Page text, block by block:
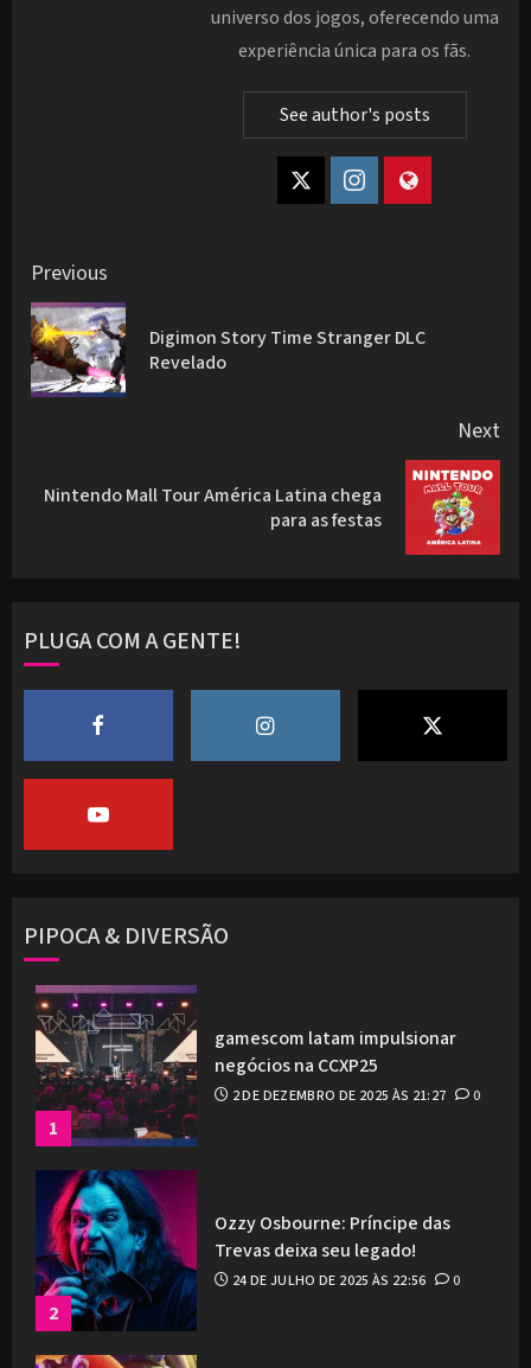
universo dos jogos, oferecendo uma
experiência única para os fãs.
See author's posts
Post
navigation
Previous
Digimon Story Time Stranger DLC
Revelado
Next
Next
Nintendo Mall Tour América Latina chega
para as festas
PLUGA COM A GENTE!
PIPOCA & DIVERSÃO
1
gamescom latam impulsionar
negócios na CCXP25
2 DE DEZEMBRO DE 2025 ÀS 21:27 0
2
Ozzy Osbourne: Príncipe das
Trevas deixa seu legado!
24 DE JULHO DE 2025 ÀS 22:56 0